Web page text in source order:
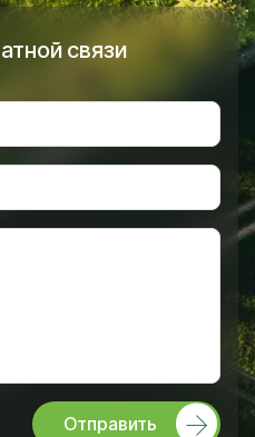
связи
Отправить